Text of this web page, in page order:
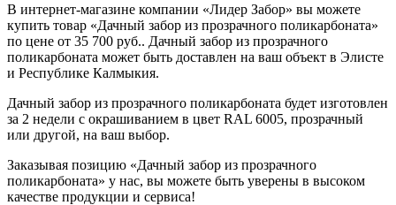
В интернет-магазине компании «Лидер Забор» вы можете
купить товар «Дачный забор из прозрачного поликарбоната»
по цене от 35 700 руб.. Дачный забор из прозрачного
поликарбоната может быть доставлен на ваш объект в Элисте
и Республике Калмыкия.
Дачный забор из прозрачного поликарбоната будет изготовлен
за 2 недели с окрашиванием в цвет RAL 6005, прозрачный
или другой, на ваш выбор.
Заказывая позицию «Дачный забор из прозрачного
поликарбоната» у нас, вы можете быть уверены в высоком
качестве продукции и сервиса!